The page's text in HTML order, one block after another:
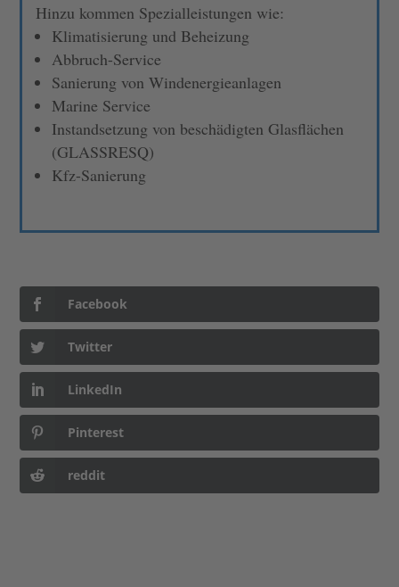
Hinzu kommen Spezialleistungen wie:
Klimatisierung und Beheizung
Abbruch-Service
Sanierung von Windenergieanlagen
Marine Service
Instandsetzung von beschädigten Glasflächen
(GLASSRESQ)
Kfz-Sanierung
Facebook
Twitter
LinkedIn
Pinterest
reddit